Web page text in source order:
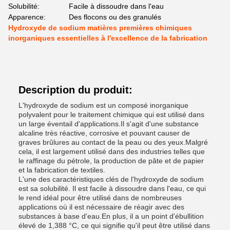
Solubilité:
Facile à dissoudre dans l'eau
Apparence:
Des flocons ou des granulés
Hydroxyde de sodium matières premières chimiques
inorganiques essentielles à l'excellence de la fabrication
Description du produit:
L'hydroxyde de sodium est un composé inorganique
polyvalent pour le traitement chimique qui est utilisé dans
un large éventail d'applications.Il s'agit d'une substance
alcaline très réactive, corrosive et pouvant causer de
graves brûlures au contact de la peau ou des yeux.Malgré
cela, il est largement utilisé dans des industries telles que
le raffinage du pétrole, la production de pâte et de papier
et la fabrication de textiles.
L'une des caractéristiques clés de l'hydroxyde de sodium
est sa solubilité. Il est facile à dissoudre dans l'eau, ce qui
le rend idéal pour être utilisé dans de nombreuses
applications où il est nécessaire de réagir avec des
substances à base d'eau.En plus, il a un point d'ébullition
élevé de 1,388 °C, ce qui signifie qu'il peut être utilisé dans